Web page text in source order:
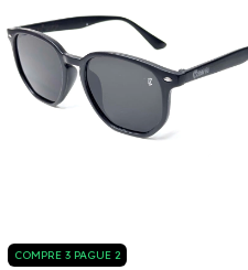
COMPRE 3 PAGUE 2